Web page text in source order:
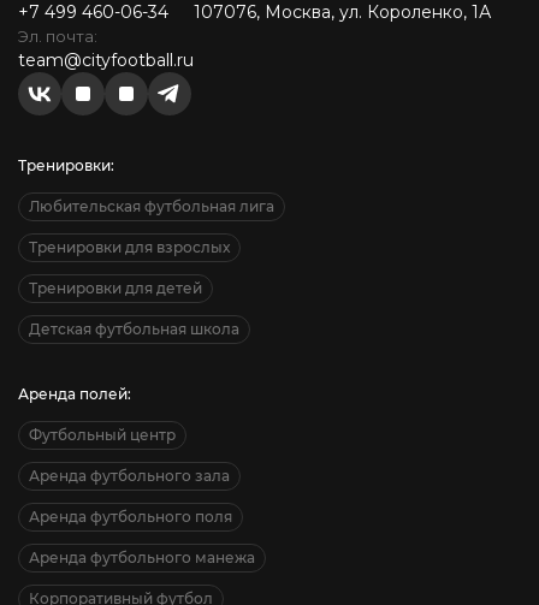
+7 499 460-06-34
Эл. почта:
team@cityfootball.ru
107076, Москва, ул. Короленко, 1А
Тренировки:
Любительская футбольная лига
Тренировки для взрослых
Тренировки для детей
Детская футбольная школа
Аренда полей:
Футбольный центр
Аренда футбольного зала
Аренда футбольного поля
Аренда футбольного манежа
Корпоративный футбол